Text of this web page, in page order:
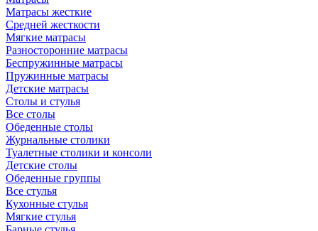
Матрасы жесткие
Средней жесткости
Мягкие матрасы
Разносторонние матрасы
Беспружинные матрасы
Пружинные матрасы
Детские матрасы
Столы и стулья
Все столы
Обеденные столы
Журнальные столики
Туалетные столики и консоли
Детские столы
Обеденные группы
Все стулья
Кухонные стулья
Мягкие стулья